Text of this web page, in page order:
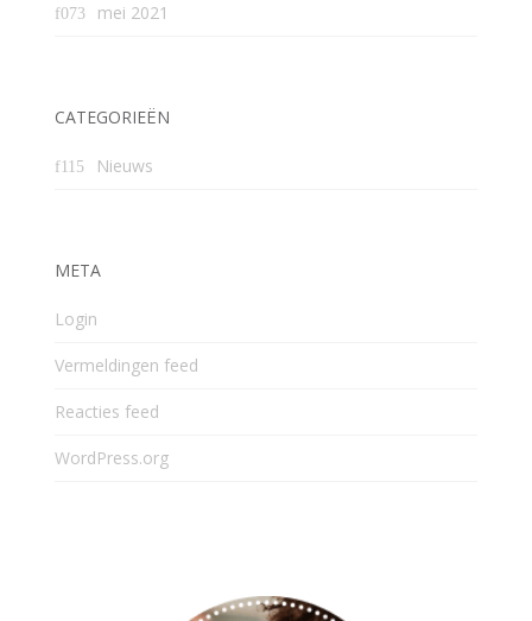
mei 2021
CATEGORIEËN
Nieuws
META
Login
Vermeldingen feed
Reacties feed
WordPress.org